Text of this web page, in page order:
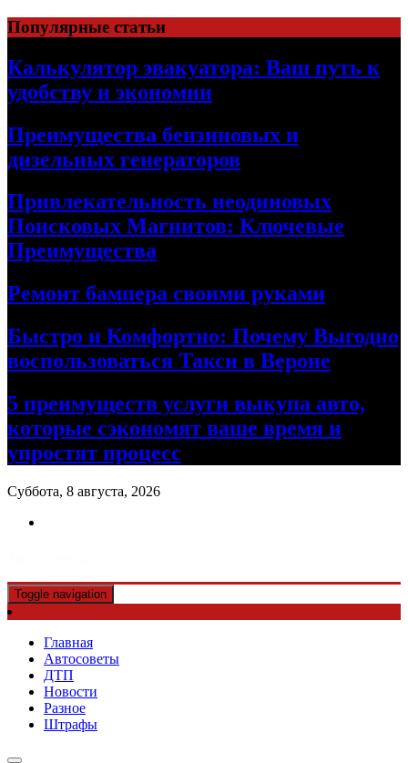
Skip
to
content
Популярные статьи
Калькулятор эвакуатора: Ваш путь к
удобству и экономии
Преимущества бензиновых и
дизельных генераторов
Привлекательность неодиновых
Поисковых Магнитов: Ключевые
Преимущества
Ремонт бампера своими руками
Быстро и Комфортно: Почему Выгодно
воспользоваться Такси в Вероне
5 преимуществ услуги выкупа авто,
которые сэкономят ваше время и
упростят процесс
Суббота, 8 августа, 2026
Toggle navigation
Главная
Автосоветы
ДТП
Новости
Разное
Штрафы